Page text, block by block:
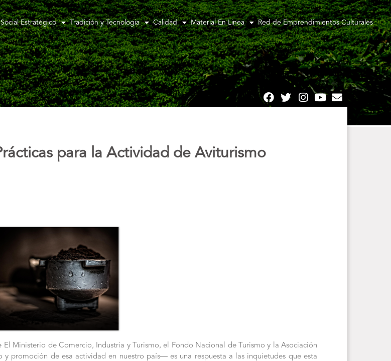
Estratégico Tradición y Tecnologia Calidad Material En Linea Red de Emprendimientos Culturales
para la Actividad de Aviturismo
Ministerio de Comercio, Industria y Turismo, el Fondo Nacional de Turismo y la Asociación
promoción de esa actividad en nuestro país— es una respuesta a las inquietudes que esta